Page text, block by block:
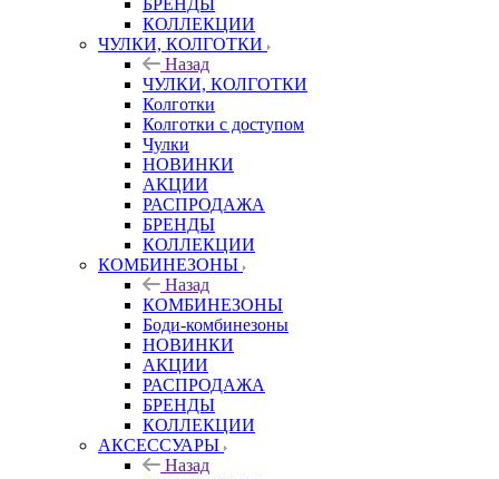
БРЕНДЫ
КОЛЛЕКЦИИ
ЧУЛКИ, КОЛГОТКИ
Назад
ЧУЛКИ, КОЛГОТКИ
Колготки
Колготки с доступом
Чулки
НОВИНКИ
АКЦИИ
РАСПРОДАЖА
БРЕНДЫ
КОЛЛЕКЦИИ
КОМБИНЕЗОНЫ
Назад
КОМБИНЕЗОНЫ
Боди-комбинезоны
НОВИНКИ
АКЦИИ
РАСПРОДАЖА
БРЕНДЫ
КОЛЛЕКЦИИ
АКСЕССУАРЫ
Назад